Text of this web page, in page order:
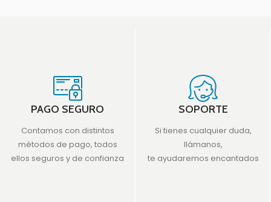
PAGO SEGURO
Contamos con distintos
métodos de pago, todos
ellos seguros y de confianza
SOPORTE
Si tienes cualquier duda,
llámanos,
te ayudaremos encantados